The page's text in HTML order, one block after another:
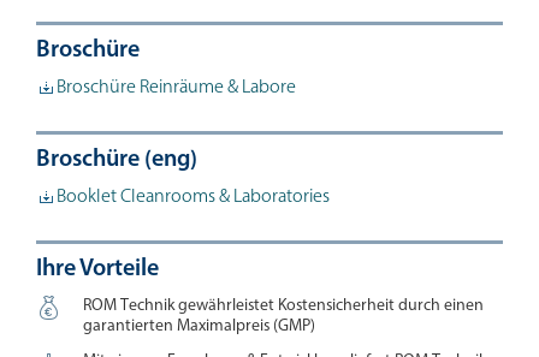
Broschüre
Broschüre Reinräume & Labore
Broschüre (eng)
Booklet Cleanrooms & Laboratories
Ihre Vorteile

ROM Technik gewährleistet Kostensicherheit durch einen
garantierten Maximalpreis (GMP)